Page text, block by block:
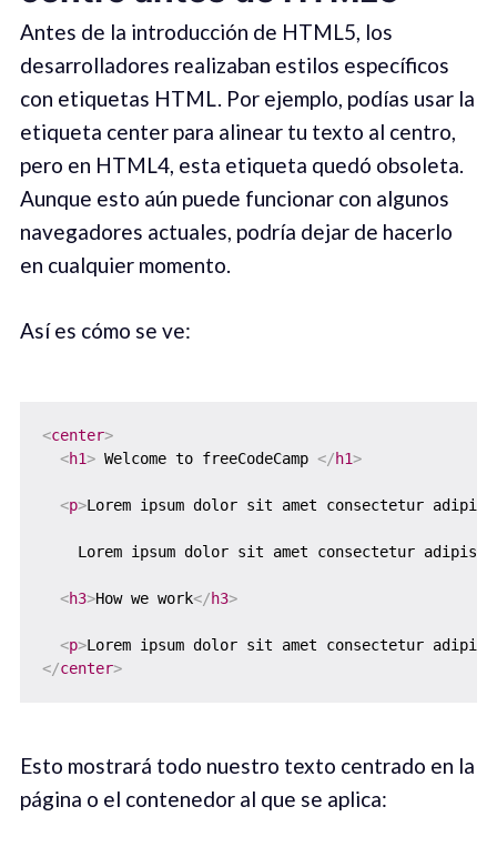
Antes de la introducción de HTML5, los
desarrolladores realizaban estilos específicos
con etiquetas HTML. Por ejemplo, podías usar la
etiqueta center para alinear tu texto al centro,
pero en HTML4, esta etiqueta quedó obsoleta.
Aunque esto aún puede funcionar con algunos
navegadores actuales, podría dejar de hacerlo
en cualquier momento.
Así es cómo se ve:
<center>
<h1> Welcome to freeCodeCamp </h1>
<p>Lorem ipsum dolor sit amet consectetur
Lorem ipsum dolor sit amet consectetur
<h3>How we work</h3>
<p>Lorem ipsum dolor sit amet consectetur
</center>
Esto mostrará todo nuestro texto centrado en la
página o el contenedor al que se aplica: